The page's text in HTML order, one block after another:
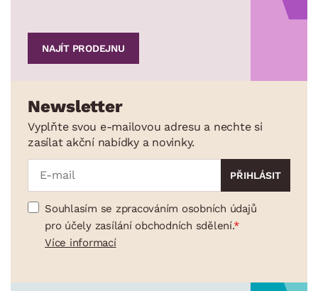
NAJÍT PRODEJNU
Newsletter
Vyplňte svou e-mailovou adresu a nechte si
zasílat akční nabídky a novinky.
Souhlasím se zpracováním osobních údajů
pro účely zasílání obchodních sdělení.
Více informací